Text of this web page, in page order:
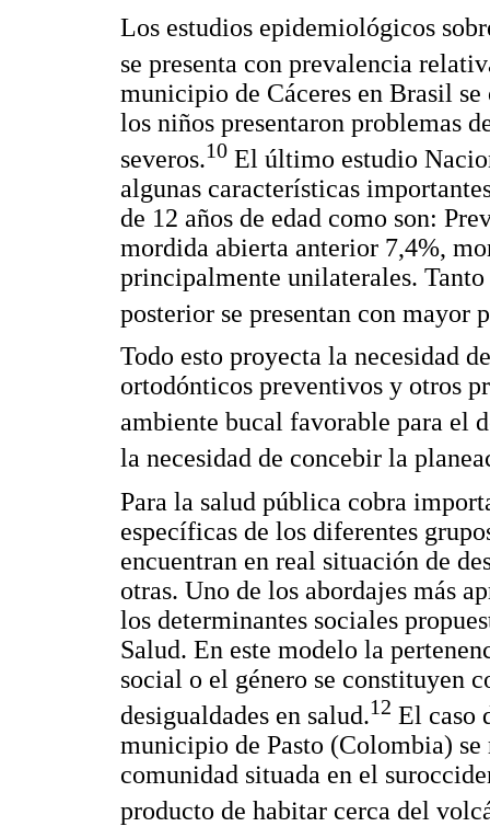
Los estudios epidemiológicos
se presenta con prevalencia
municipio de Cáceres en Brasil
los niños presentaron problemas
severos.10 El último estudio
algunas características
de 12 años de edad como son:
mordida abierta anterior 7,4%,
principalmente unilaterales.
posterior se presentan con mayor
Todo esto proyecta la necesidad
ortodónticos preventivos y otros
ambiente bucal favorable para el
la necesidad de concebir la
Para la salud pública cobra
específicas de los diferentes
encuentran en real situación de
otras. Uno de los abordajes más
los determinantes sociales
Salud. En este modelo la
social o el género se constituyen
desigualdades en salud.12 El caso
municipio de Pasto (Colombia)
comunidad situada en el
producto de habitar cerca del